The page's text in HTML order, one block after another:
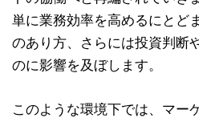
単に業務効率を高めるにとど
のあり方、さらには投資判断
のに影響を及ぼします。
このような環境下では、マー